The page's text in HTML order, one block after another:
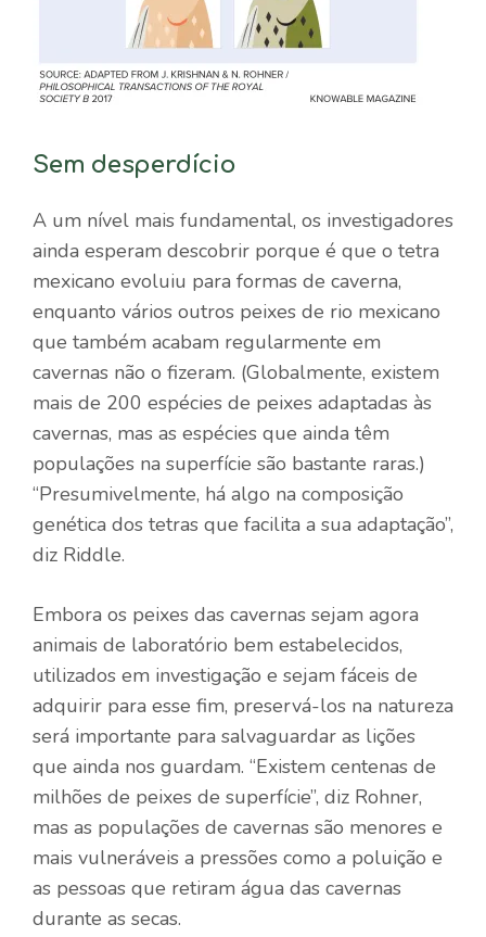
Sem desperdício
A um nível mais fundamental, os investigadores
ainda esperam descobrir porque é que o tetra
mexicano evoluiu para formas de caverna,
enquanto vários outros peixes de rio mexicano
que também acabam regularmente em
cavernas não o fizeram. (Globalmente, existem
mais de 200 espécies de peixes adaptadas às
cavernas, mas as espécies que ainda têm
populações na superfície são bastante raras.)
“Presumivelmente, há algo na composição
genética dos tetras que facilita a sua adaptação”,
diz Riddle.
Embora os peixes das cavernas sejam agora
animais de laboratório bem estabelecidos,
utilizados em investigação e sejam fáceis de
adquirir para esse fim, preservá-los na natureza
será importante para salvaguardar as lições
que ainda nos guardam. “Existem centenas de
milhões de peixes de superfície”, diz Rohner,
mas as populações de cavernas são menores e
mais vulneráveis ​​a pressões como a poluição e
as pessoas que retiram água das cavernas
durante as secas.